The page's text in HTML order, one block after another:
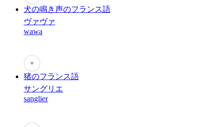
犬の鳴き声のフランス語
ヴァヴァ
wawa
♥
猪のフランス語
サングリエ
sanglier